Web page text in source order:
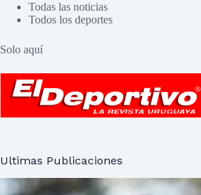
Todas las noticias
Todos los deportes
Solo aquí
Ultimas Publicaciones